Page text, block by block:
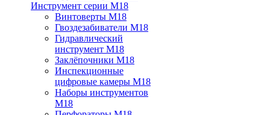
Инструмент серии M18
Винтоверты M18
Гвоздезабиватели M18
Гидравлический
инструмент M18
Заклёпочники M18
Инспекционные
цифровые камеры M18
Наборы инструментов
M18